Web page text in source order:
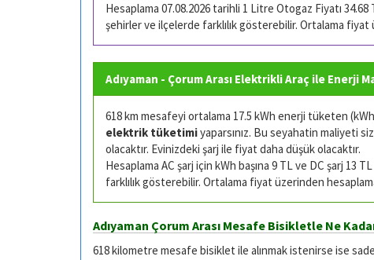
Hesaplama 07.08.2026 tarihli 1 Litre Otogaz Fiyatı 34.68
şehirler ve ilçelerde farklılık gösterebilir. Ortalama fiyat
Adıyaman - Çorum Arası Elektrikli Araç ile Enerji
618 km mesafeyi ortalama 17.5 kWh enerji tüketen
elektrik tüketimiyaparsınız. Bu seyahatin maliyeti
olacaktır. Evinizdeki şarj ile fiyat daha düşük olacaktır.
Hesaplama AC şarj için kWh başına 9 TL ve DC şarj 13
farklılık gösterebilir. Ortalama fiyat üzerinden hesaplama
Adıyaman Çorum Arası Mesafe Bisikletle Ne
618 kilometre mesafe bisiklet ile alınmak istenirse ise